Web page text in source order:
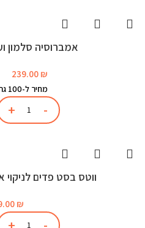
אמברוסיה סלמון
239.00 ₪
מחיר ל-100 גרם: ₪3.98
ווטס בסט פדים לניקוי
₪